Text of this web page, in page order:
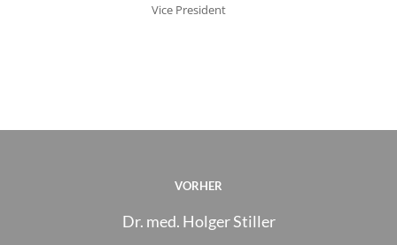
Vice President
VORHER
Dr. med. Holger Stiller